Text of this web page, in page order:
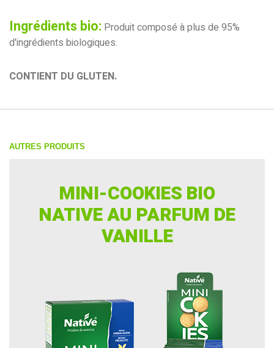
Ingrédients bio: Produit composé à plus de 95%
d'ingrédients biologiques.
CONTIENT DU GLUTEN.
AUTRES PRODUITS
MINI-COOKIES BIO
NATIVE AU PARFUM DE
VANILLE